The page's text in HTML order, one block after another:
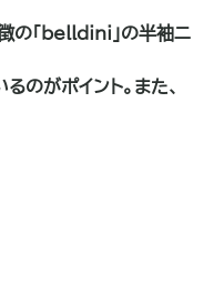
の「belldini」の半袖ニ
のがポイント。また、